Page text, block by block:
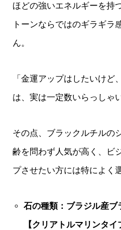
ほどの強いエネルギーを持
トーンならではのギラギラ
ん。
「金運アップはしたいけど
は、実は一定数いらっしゃ
その点、ブラックルチルの
齢を問わず人気が高く、ビ
プさせたい方には特によく
石の種類：ブラジル産ブ
【クリアトルマリンタ